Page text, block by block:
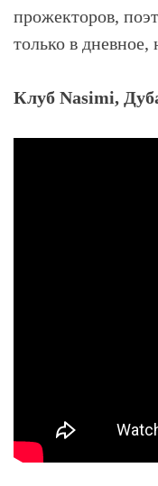
прожекторов,
только в
Клуб Nasimi,